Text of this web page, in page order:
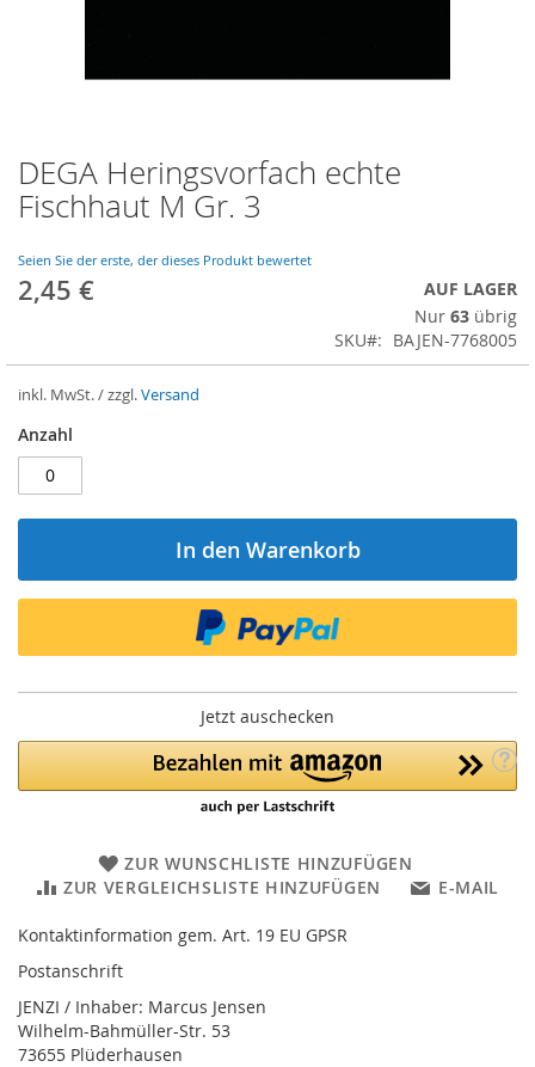
Zum
Anfang
der
springen
DEGA Heringsvorfach echte
Fischhaut M Gr. 3
Seien Sie der erste, der dieses Produkt bewertet
2,45 €
AUF LAGER
Nur 63 übrig
SKU
BAJEN-7768005
inkl. MwSt. / zzgl.Versand
Anzahl
In den Warenkorb
Jetzt auschecken
ZUR WUNSCHLISTE HINZUFÜGEN
ZUR VERGLEICHSLISTE HINZUFÜGEN
E-MAIL
Kontaktinformation gem. Art. 19 EU GPSR
Postanschrift
JENZI / Inhaber: Marcus Jensen
Wilhelm-Bahmüller-Str. 53
73655 Plüderhausen